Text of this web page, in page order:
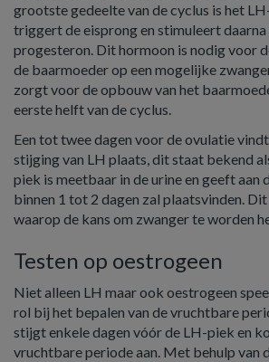
grootste gedeelte van de cyclus is het
triggert de eisprong en stimuleert
progesteron. Dit hormoon is nodig voor
de baarmoeder op een mogelijke
zorgt voor de opbouw van het
eerste helft van de cyclus.
Een tot twee dagen voor de ovulatie
stijging van LH plaats, dit staat bekend
piek is meetbaar in de urine en geeft aan
binnen 1 tot 2 dagen zal plaatsvinden.
waarop de kans om zwanger te worden
Testen op oestrogeen
Niet alleen LH maar ook oestrogeen
rol bij het bepalen van de vruchtbare
stijgt enkele dagen vóór de LH-piek en
vruchtbare periode aan. Met behulp van